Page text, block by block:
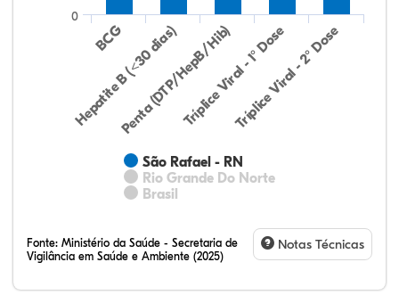
São Rafael - RN
Rio Grande Do Norte
Brasil
BCG
Hepatite B (<30 dias)
Penta (DTP/HepB/Hib)Tríplice Viral - 1° Dose
Tríplice Viral - 2° Dose
0
Fonte: Ministério da Saúde - Secretaria de
Vigilância em Saúde e Ambiente (2025)
Notas Técnicas